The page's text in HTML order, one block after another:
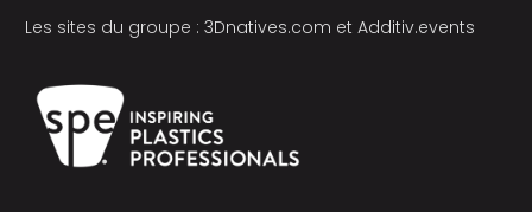
Les sites du groupe : 3Dnatives.com et Additiv.events